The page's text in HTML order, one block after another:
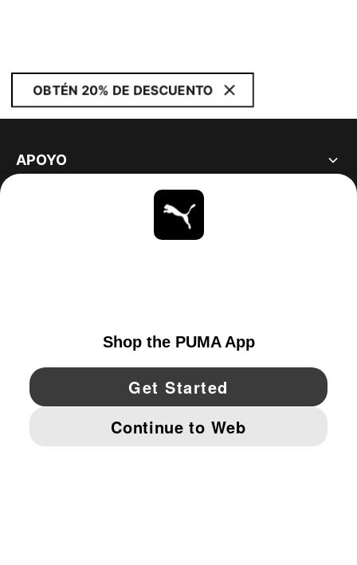
OBTÉN 20% DE DESCUENTO
APOYO
YouTube Twitter Pinterest
IMPRINT AND LEGAL DATA